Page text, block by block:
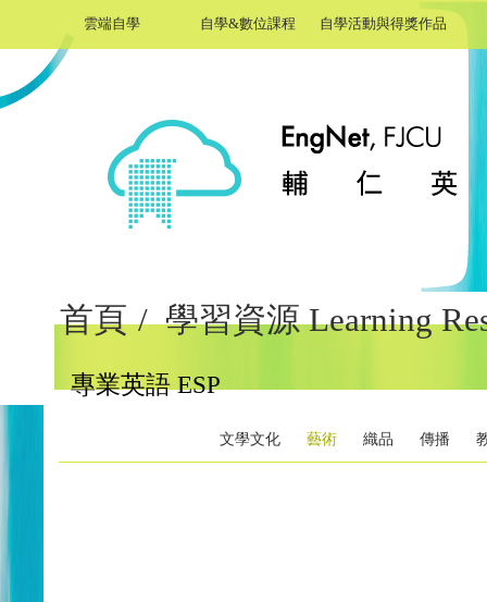
雲端自學 自學&數位課程 自學活動與得獎作品
首頁 / 學習資源 Learning
專業英語 ESP
文學文化 藝術 織品 傳播